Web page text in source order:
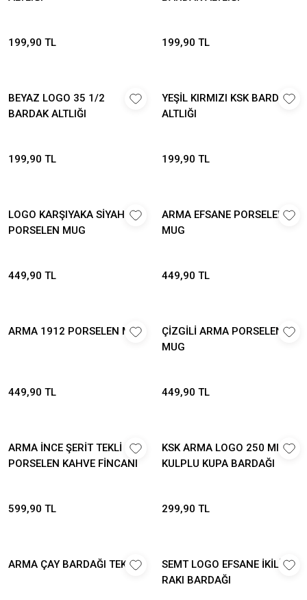
199,90 TL 199,90 TL
BEYAZ LOGO 35 1/2
BARDAK ALTLIĞI
199,90 TL
YEŞİL KIRMIZI KSK BARDAK
ALTLIĞI
199,90 TL
LOGO KARŞIYAKA SİYAH
PORSELEN MUG
449,90 TL
ARMA EFSANE PORSELEN
MUG
449,90 TL
ARMA 1912 PORSELEN MUG
449,90 TL
ÇİZGİLİ ARMA PORSELEN
MUG
449,90 TL
ARMA İNCE ŞERİT TEKLİ
PORSELEN KAHVE FİNCANI
599,90 TL
KSK ARMA LOGO 250 Ml
KULPLU KUPA BARDAĞI
299,90 TL
ARMA ÇAY BARDAĞI TEKLİ
SEMT LOGO EFSANE İKİLİ
RAKI BARDAĞI